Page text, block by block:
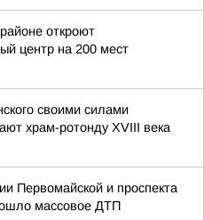
откроют
центр на 200 мест
своими силами
храм-ротонду XVIII века
Первомайской и проспекта
массовое ДТП